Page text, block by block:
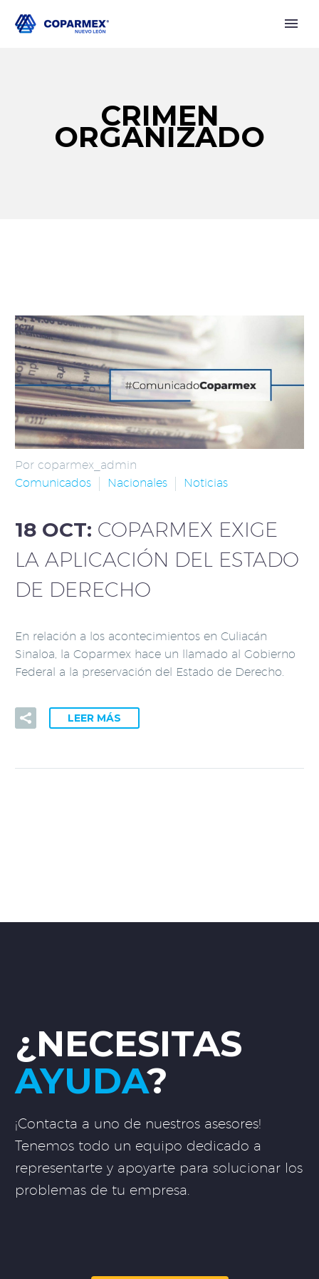
CRIMEN
ORGANIZADO
Por coparmex_admin
Comunicados
Nacionales Noticias
18 OCT: COPARMEX EXIGE
LA APLICACIÓN DEL ESTADO
DE DERECHO
En relación a los acontecimientos en Culiacán
Sinaloa, la Coparmex hace un llamado al Gobierno
Federal a la preservación del Estado de Derecho.
LEER MÁS
¿NECESITAS
AYUDA?
¡Contacta a uno de nuestros asesores!
Tenemos todo un equipo dedicado a
representarte y apoyarte para solucionar los
problemas de tu empresa.